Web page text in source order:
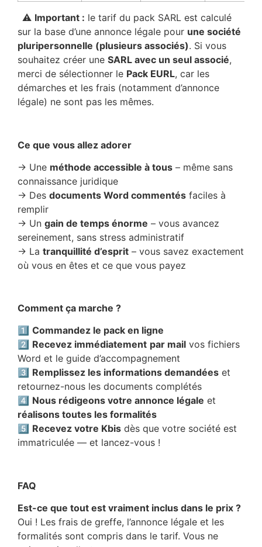
⚠️ Important : le tarif du pack SARL est calculé
sur la base d’une annonce légale pour une société
pluripersonnelle (plusieurs associés). Si vous
souhaitez créer une SARL avec un seul associé,
merci de sélectionner le Pack EURL, car les
démarches et les frais (notamment d’annonce
légale) ne sont pas les mêmes.
Ce que vous allez adorer
→ Une méthode accessible à tous – même sans
connaissance juridique
→ Des documents Word commentés faciles à
remplir
→ Un gain de temps énorme – vous avancez
sereinement, sans stress administratif
→ La tranquillité d’esprit – vous savez exactement
où vous en êtes et ce que vous payez
Comment ça marche ?
1️⃣ Commandez le pack en ligne
2️⃣ Recevez immédiatement par mail vos fichiers
Word et le guide d’accompagnement
3️⃣ Remplissez les informations demandées et
retournez-nous les documents complétés
4️⃣ Nous rédigeons votre annonce légale et
réalisons toutes les formalités
5️⃣ Recevez votre Kbis dès que votre société est
immatriculée — et lancez-vous !
FAQ
Est-ce que tout est vraiment inclus dans le prix ?
Oui ! Les frais de greffe, l’annonce légale et les
formalités sont compris dans le tarif. Vous ne